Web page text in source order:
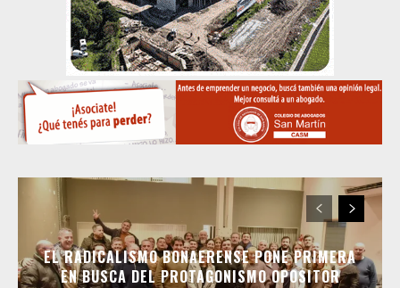
EL RADICALISMO BONAERENSE PONE PRIMERA
EN BUSCA DEL PROTAGONISMO OPOSITOR